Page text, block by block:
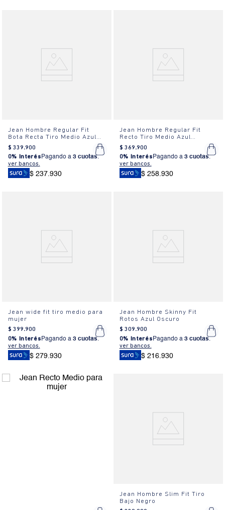
Jean Hombre Regular Fit
Bota Recta Tiro Medio Azul
Medio
$ 339.900
0% InterésPagando a 3 cuotas.
ver bancos.
$ 237.930
Jean Hombre Regular Fit
Recto Tiro Medio Azul
Desgastado
$ 369.900
0% InterésPagando a 3 cuotas.
ver bancos.
$ 258.930
Jean wide fit tiro medio para
mujer
$ 399.900
0% Interés Pagando a 3 cuotas.
ver bancos.
$ 279.930
Jean Hombre Skinny Fit
Rotos Azul Oscuro
$ 309.900
0% Interés Pagando a 3 cuotas.
ver bancos.
$ 216.930
Jean Hombre Slim Fit Tiro
Bajo Negro